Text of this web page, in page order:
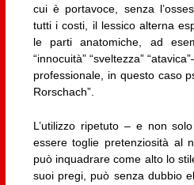
cui è portavoce, senza
tutti i costi, il lessico alterna
le parti anatomiche, ad
“innocuità” “sveltezza”
professionale, in questo caso
Rorschach”.
L’utilizzo ripetuto – e non
essere toglie pretenziosità al
può inquadrare come alto lo
suoi pregi, può senza dubbio